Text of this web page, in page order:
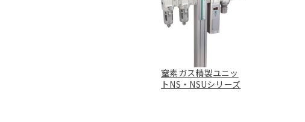
窒素ガス精製ユニッ
トNS・NSUシリーズ